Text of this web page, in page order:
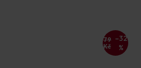
79
Kč
–32
%